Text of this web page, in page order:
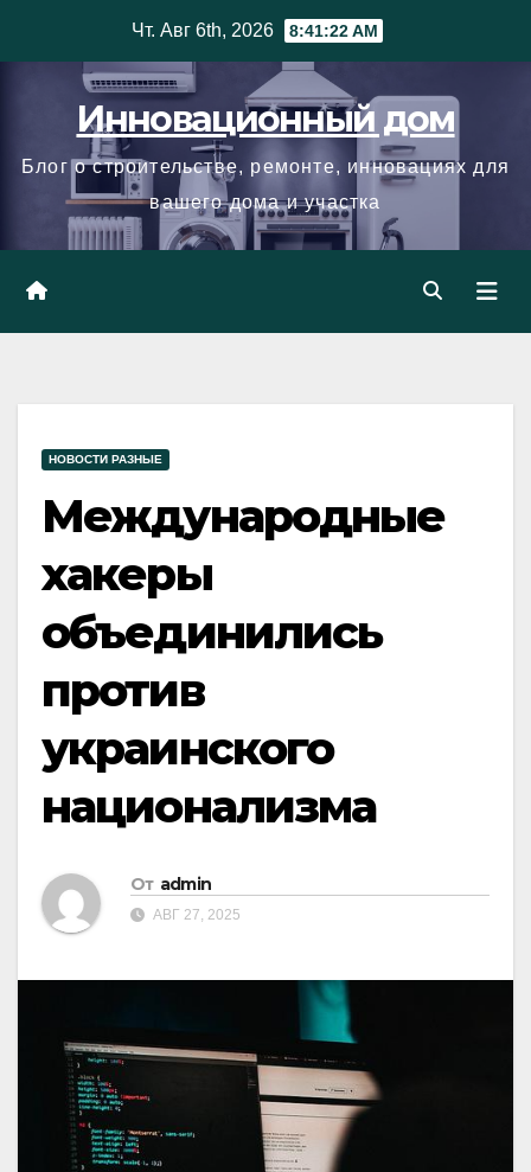
Чт. Авг 6th, 2026 8:41:22 AM
Инновационный дом
Блог о строительстве, ремонте, инновациях для
вашего дома и участка
НОВОСТИ РАЗНЫЕ
Международные
хакеры
объединились
против
украинского
национализма
От admin
АВГ 27, 2025